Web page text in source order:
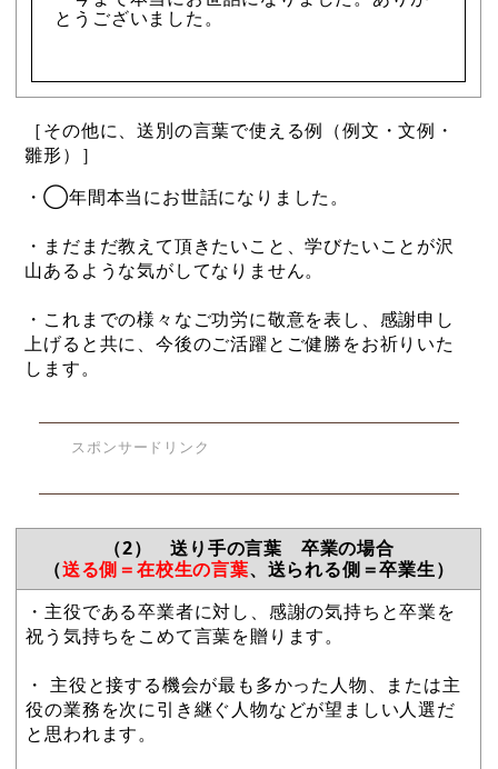
とうございました。
［その他に、送別の言葉で使える例（例文・文例・
雛形）］
・◯年間本当にお世話になりました。
・まだまだ教えて頂きたいこと、学びたいことが沢
山あるような気がしてなりません。
・これまでの様々なご功労に敬意を表し、感謝申し
上げると共に、今後のご活躍とご健勝をお祈りいた
します。
スポンサードリンク
（2） 送り手の言葉 卒業の場合
（送る側＝在校生の言葉、送られる側＝卒業生）
・主役である卒業者に対し、感謝の気持ちと卒業を
祝う気持ちをこめて言葉を贈ります。
・ 主役と接する機会が最も多かった人物、または主
役の業務を次に引き継ぐ人物などが望ましい人選だ
と思われます。